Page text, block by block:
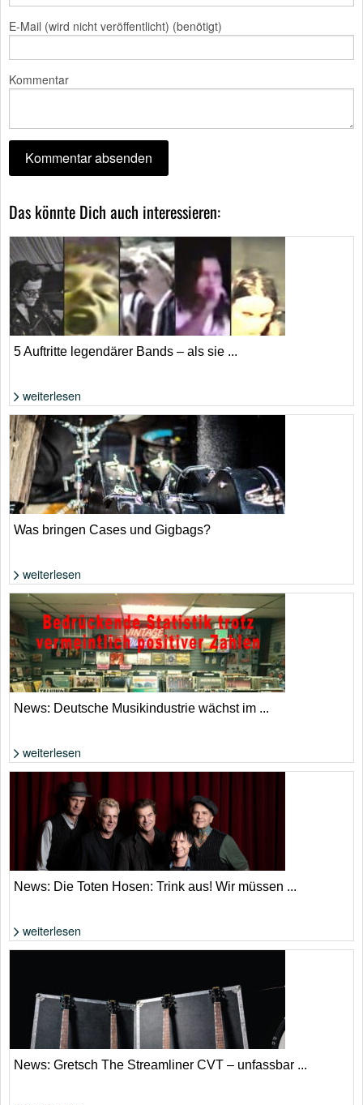
E-Mail (wird nicht veröffentlicht) (benötigt)
Kommentar
Das könnte Dich auch interessieren:
Foto: extrahiert aus YouTube-Video
5 Auftritte legendärer Bands – als sie ...
weiterlesen
Foto: Shutterstock von Michael Repenning
Was bringen Cases und Gigbags?
weiterlesen
Die Zahlen klingen nach Aufschwung, allerdings aufgrund von Streaming
und KI. | Adobe Stock
News: Deutsche Musikindustrie wächst im ...
weiterlesen
News: Die Toten Hosen: Trink aus! Wir müssen ...
weiterlesen
News: Gretsch The Streamliner CVT – unfassbar ...